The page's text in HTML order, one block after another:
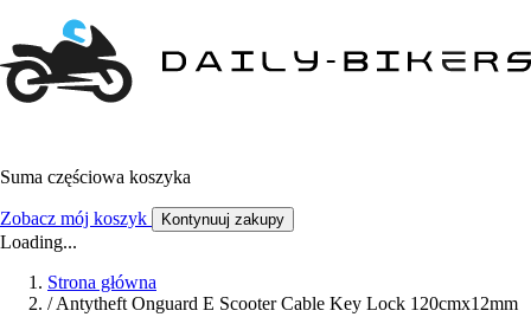
Suma częściowa koszyka
Zobacz mój koszyk Kontynuuj zakupy
Loading...
Strona główna
/ Antytheft Onguard E Scooter Cable Key Lock 120cmx12mm